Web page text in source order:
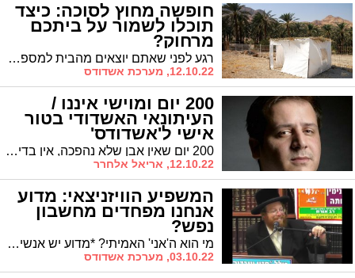
חופשה מחוץ לסוכה: כיצד
תוכלו לשמור על ביתכם
מרחוק?
רגע לפני שאתם יוצאים מהבית למספר ימים או יותר, זה הזמן להקדיש כמה רגעים לטיפים חשובים, שיוכלו לסייע לכם להשגיח, מרחוק, על הבית.
12.10.22, מערכת אשדודס
200 יום ומוישי איננו /
העיתונאי האשדודי בטור
אישי ל'אשדודס'
200 יום שאין אבן שלא נהפכה, אין בדיקה שלא נבדקה, וכלום, שום דבר. עדיין אין קצה חוט * העיתונאי האשדודי והפעיל החברתי אריאל אלחרר בטור אישי כאוב
12.10.22, אריאל אלחרר
המשפיע הוויזניצאי: מדוע
אנחנו מפחדים מחשבון
נפש?
מי הוא ה'אני' האמיתי? *מדוע יש אנשים ששונאים את צמד המילים 'חשבון נפש'?' * המשפיע הוויז'ניצאי הרה"ג הרב שניאור זלמן לוריה שליט"א בשיחה מעוררת ומחזקת לרגל הימים הנוראים
03.10.22, מערכת אשדודס